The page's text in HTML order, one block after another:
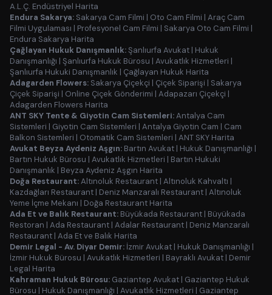
A.L.Ç. Endüstriyel Harita
Endura Sakarya: Sakarya Cam Filmi | Oto Cam Filmi | Araç Cam
Filmi Uygulaması | Profesyonel Cam Filmi | Sakarya Oto Cam Filmi |
Endura Sakarya Harita
Çağlayan Hukuk Danışmanlık:Şanlıurfa Avukat | Hukuk
Danışmanlığı | Şanlıurfa Hukuk Bürosu | Avukatlık Hizmetleri |
Şanlıurfa Hukuki Danışmanlık | Çağlayan Hukuk Harita
Adagarden Flowers: Sakarya Çiçekçi | Çiçek Siparişi | Sakarya
Çiçek Siparişi | Online Çiçek Gönderimi | Adapazarı Çiçekçi |
Adagarden Flowers Harita
ANT SKY Tente & Giyotin Cam Sistemleri:Antalya Cam
Sistemleri | Giyotin Cam Sistemleri | Antalya Giyotin Cam | Cam
Balkon Sistemleri | Otomatik Cam Sistemleri | ANT SKY Harita
Avukat Beyza Aydeniz Aşgın: Bartın Avukat | Hukuk Danışmanlığı |
Bartın Hukuk Bürosu | Avukatlık Hizmetleri | Bartın Hukuki
Danışmanlık | Beyza Aydeniz Aşgın Harita
Doğa Restaurant:Altınoluk Restaurant | Altınoluk Kahvaltı |
Kazdağları Restaurant | Deniz Manzaralı Restaurant | Altınoluk
Yeme İçme Mekanı | Doğa Restaurant Harita
Ada Et ve Balık Restaurant: Büyükada Restaurant | Büyükada
Restoran | Ada Restaurant | Adalar Restaurant | Deniz Manzaralı
Restaurant | Ada Et ve Balık Harita
Demir Legal - Av. Diyar Demir: İzmir Avukat | Hukuk Danışmanlığı |
İzmir Hukuk Bürosu | Avukatlık Hizmetleri | Bayraklı Avukat | Demir
Legal Harita
Kahraman Hukuk Bürosu: Gaziantep Avukat | Gaziantep Hukuk
Bürosu | Hukuk Danışmanlığı | Avukatlık Hizmetleri | Gaziantep